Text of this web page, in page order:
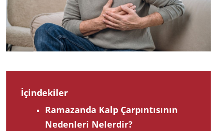
İçindekiler
Ramazanda Kalp Çarpıntısının
Nedenleri Nelerdir?